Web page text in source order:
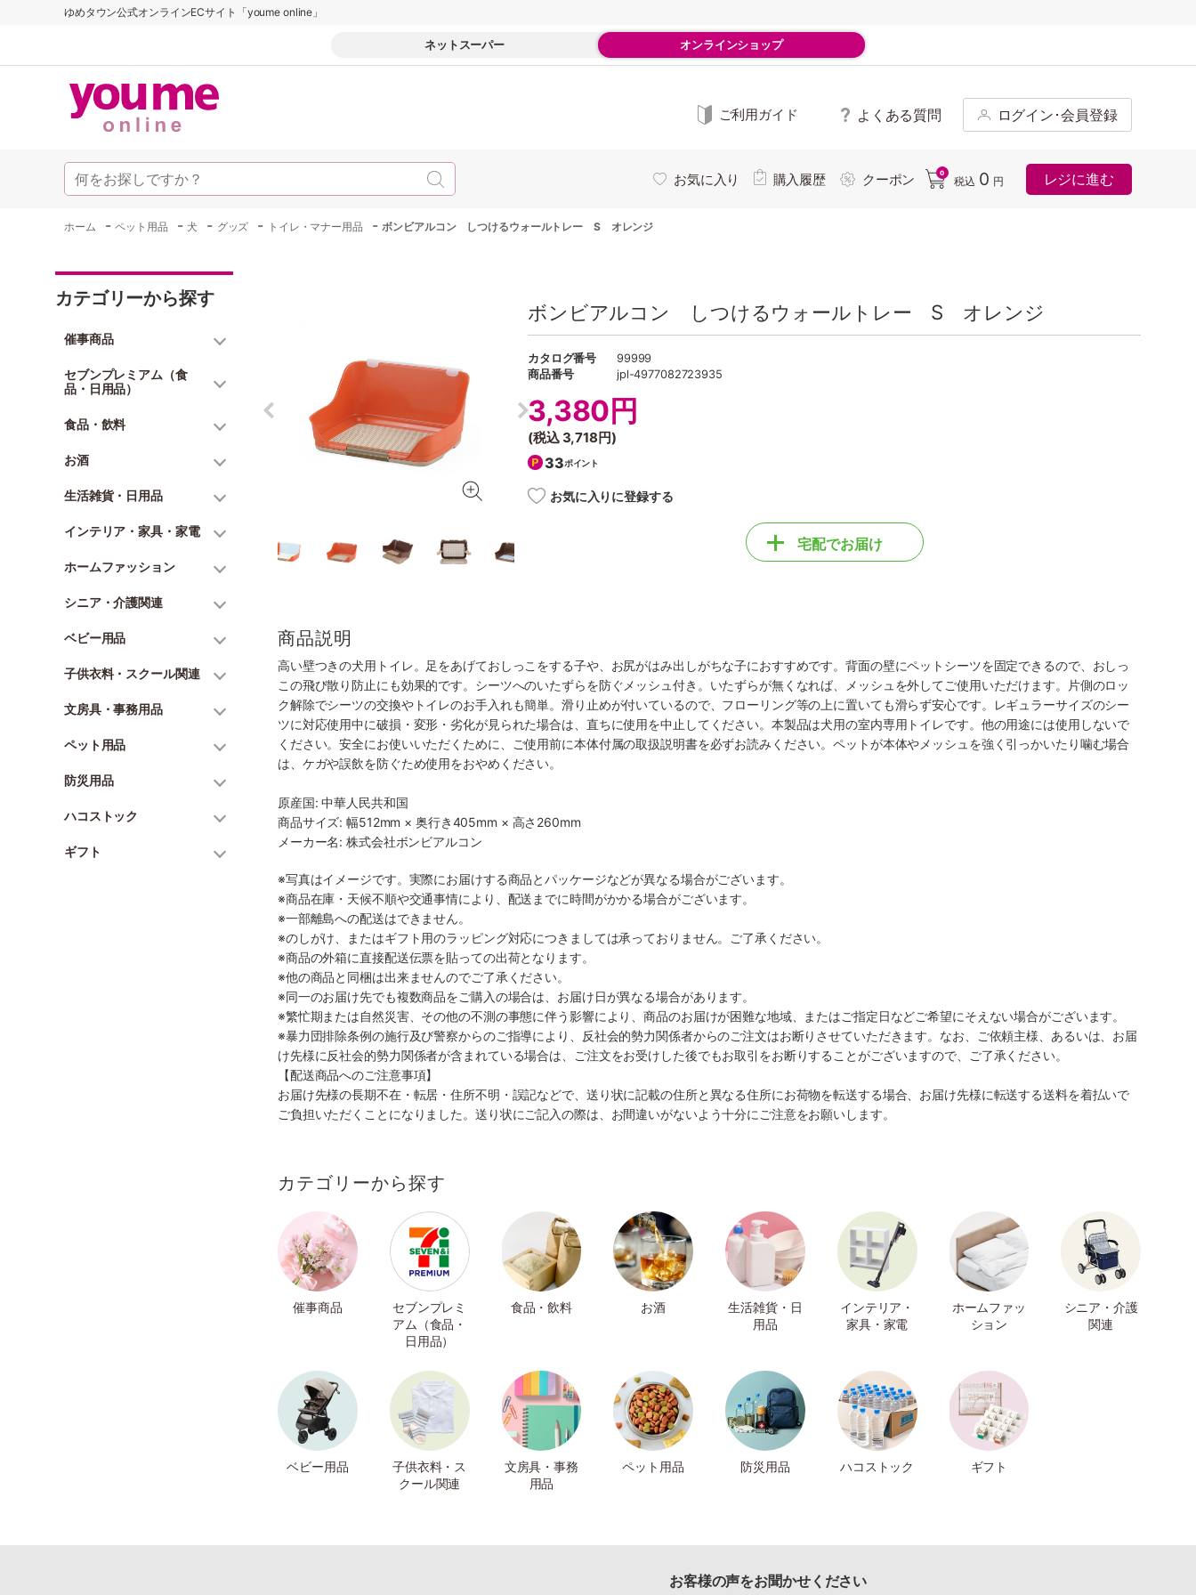
ゆめタウン公式オンラインECサイト「youme online」
ネットスーパー オンラインショップ
ご利用ガイド よくある質問 ログイン･会員登録
お気に入り 購入履歴 クーポン 0
税込 0 円 レジに進む
ホーム -ペット用品 -犬 - グッズ - トイレ・マナー用品 -ボンビアルコン しつけるウォールトレー S オレンジ
カテゴリーから探す
催事商品
セブンプレミアム（食
品・日用品）
食品・飲料
お酒
生活雑貨・日用品
インテリア・家具・家電
ホームファッション
シニア・介護関連
ベビー用品
子供衣料・スクール関連
文房具・事務用品
ペット用品
防災用品
ハコストック
ギフト
ボンビアルコン しつけるウォールトレー S オレンジ
カタログ番号
99999
商品番号
jpl-4977082723935
3,380円
(税込 3,718円)
33ポイント
お気に入りに登録する
宅配でお届け
商品説明
高い壁つきの犬用トイレ。足をあげておしっこをする子や、お尻がはみ出しがちな子におすすめです。背面の壁にペットシーツを固定できるので、おしっ
この飛び散り防止にも効果的です。シーツへのいたずらを防ぐメッシュ付き。いたずらが無くなれば、メッシュを外してご使用いただけます。片側のロッ
ク解除でシーツの交換やトイレのお手入れも簡単。滑り止めが付いているので、フローリング等の上に置いても滑らず安心です。レギュラーサイズのシー
ツに対応使用中に破損・変形・劣化が見られた場合は、直ちに使用を中止してください。本製品は犬用の室内専用トイレです。他の用途には使用しないで
ください。安全にお使いいただくために、ご使用前に本体付属の取扱説明書を必ずお読みください。ペットが本体やメッシュを強く引っかいたり噛む場合
は、ケガや誤飲を防ぐため使用をおやめください。
原産国: 中華人民共和国
商品サイズ: 幅512mm × 奥行き405mm × 高さ260mm
メーカー名: 株式会社ボンビアルコン
※写真はイメージです。実際にお届けする商品とパッケージなどが異なる場合がございます。
※商品在庫・天候不順や交通事情により、配送までに時間がかかる場合がございます。
※一部離島への配送はできません。
※のしがけ、またはギフト用のラッピング対応につきましては承っておりません。ご了承ください。
※商品の外箱に直接配送伝票を貼っての出荷となります。
※他の商品と同梱は出来ませんのでご了承ください。
※同一のお届け先でも複数商品をご購入の場合は、お届け日が異なる場合があります。
※繁忙期または自然災害、その他の不測の事態に伴う影響により、商品のお届けが困難な地域、またはご指定日などご希望にそえない場合がございます。
※暴力団排除条例の施行及び警察からのご指導により、反社会的勢力関係者からのご注文はお断りさせていただきます。なお、ご依頼主様、あるいは、お届
け先様に反社会的勢力関係者が含まれている場合は、ご注文をお受けした後でもお取引をお断りすることがございますので、ご了承ください。
【配送商品へのご注意事項】
お届け先様の長期不在・転居・住所不明・誤記などで、送り状に記載の住所と異なる住所にお荷物を転送する場合、お届け先様に転送する送料を着払いで
ご負担いただくことになりました。送り状にご記入の際は、お間違いがないよう十分にご注意をお願いします。
カテゴリーから探す
催事商品
セブンプレミ
アム（食品・
日用品）
食品・飲料 お酒
生活雑貨・日
用品
インテリア・
家具・家電
ホームファッ
ション
シニア・介護
関連
ベビー用品
子供衣料・ス
クール関連
文房具・事務
用品
ペット用品 防災用品 ハコストック ギフト
お客様の声をお聞かせください